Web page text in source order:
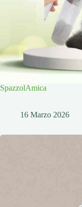
SpazzolAmica
16 Marzo 2026